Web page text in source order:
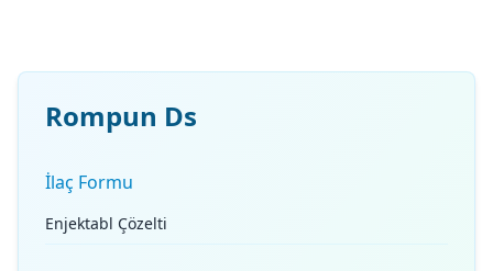
Rompun Ds
İlaç Formu
Enjektabl Çözelti